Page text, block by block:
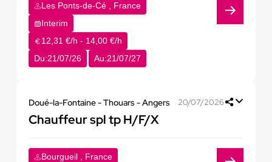
Les Ponts-de-Cé , France
Interim
12,31 €/h - 14,00 €/h
Du:21/07/26 Au:21/07/27
Doué-la-Fontaine - Thouars - Angers 20/07/2026
Chauffeur spl tp H/F/X
Bourgueil , France